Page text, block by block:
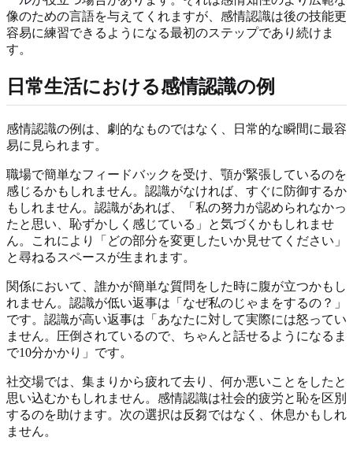
像のための言語を与えてくれますが、感情認識は後の技能更
容易に練習できるようになる最初のステップであり続けま
す。
日常生活における感情認識の例
感情認識の例は、劇的なものではなく、日常的な瞬間に最容
易に見られます。
職場で簡単なフィードバックを受け、顎が緊張しているのを
感じるかもしれません。認識がなければ、すぐに防御するか
もしれません。認識があれば、「私の努力が認められなかっ
たと思い、恥ずかしく感じている」と気づくかもしれませ
ん。これにより「どの部分を変更したいか見せてください」
と尋ねるスペースが生まれます。
関係において、誰かが簡単な質問をした時に腹が立つかもし
れません。認識が低い返事は「なぜ私のじゃまをするの？」
です。認識が高い返事は「あなたに対して実際には怒ってい
ません。圧倒されているので、ちゃんと話せるようになるま
で10分かかり」です。
社交場では、集まりから疲れて去り、何か悪いことをしたと
思い込むかもしれません。感情認識は社会的疲労と恥を区別
するのを助けます。次の選択は反芻ではなく、休息かもしれ
ません。